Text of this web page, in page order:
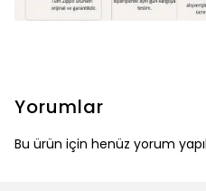
Yorumlar
Bu ürün için henüz yorum